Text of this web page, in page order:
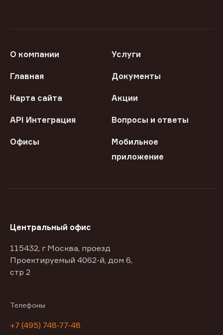
О компании Услуги
Главная Документы
Карта сайта Акции
API Интеграция Вопросы и ответы
Офисы
Мобильное
приложение
Центральный офис
115432, г Москва, проезд
Проектируемый 4062-й, дом 6,
стр 2
Телефоны
+7 (495) 748-77-48